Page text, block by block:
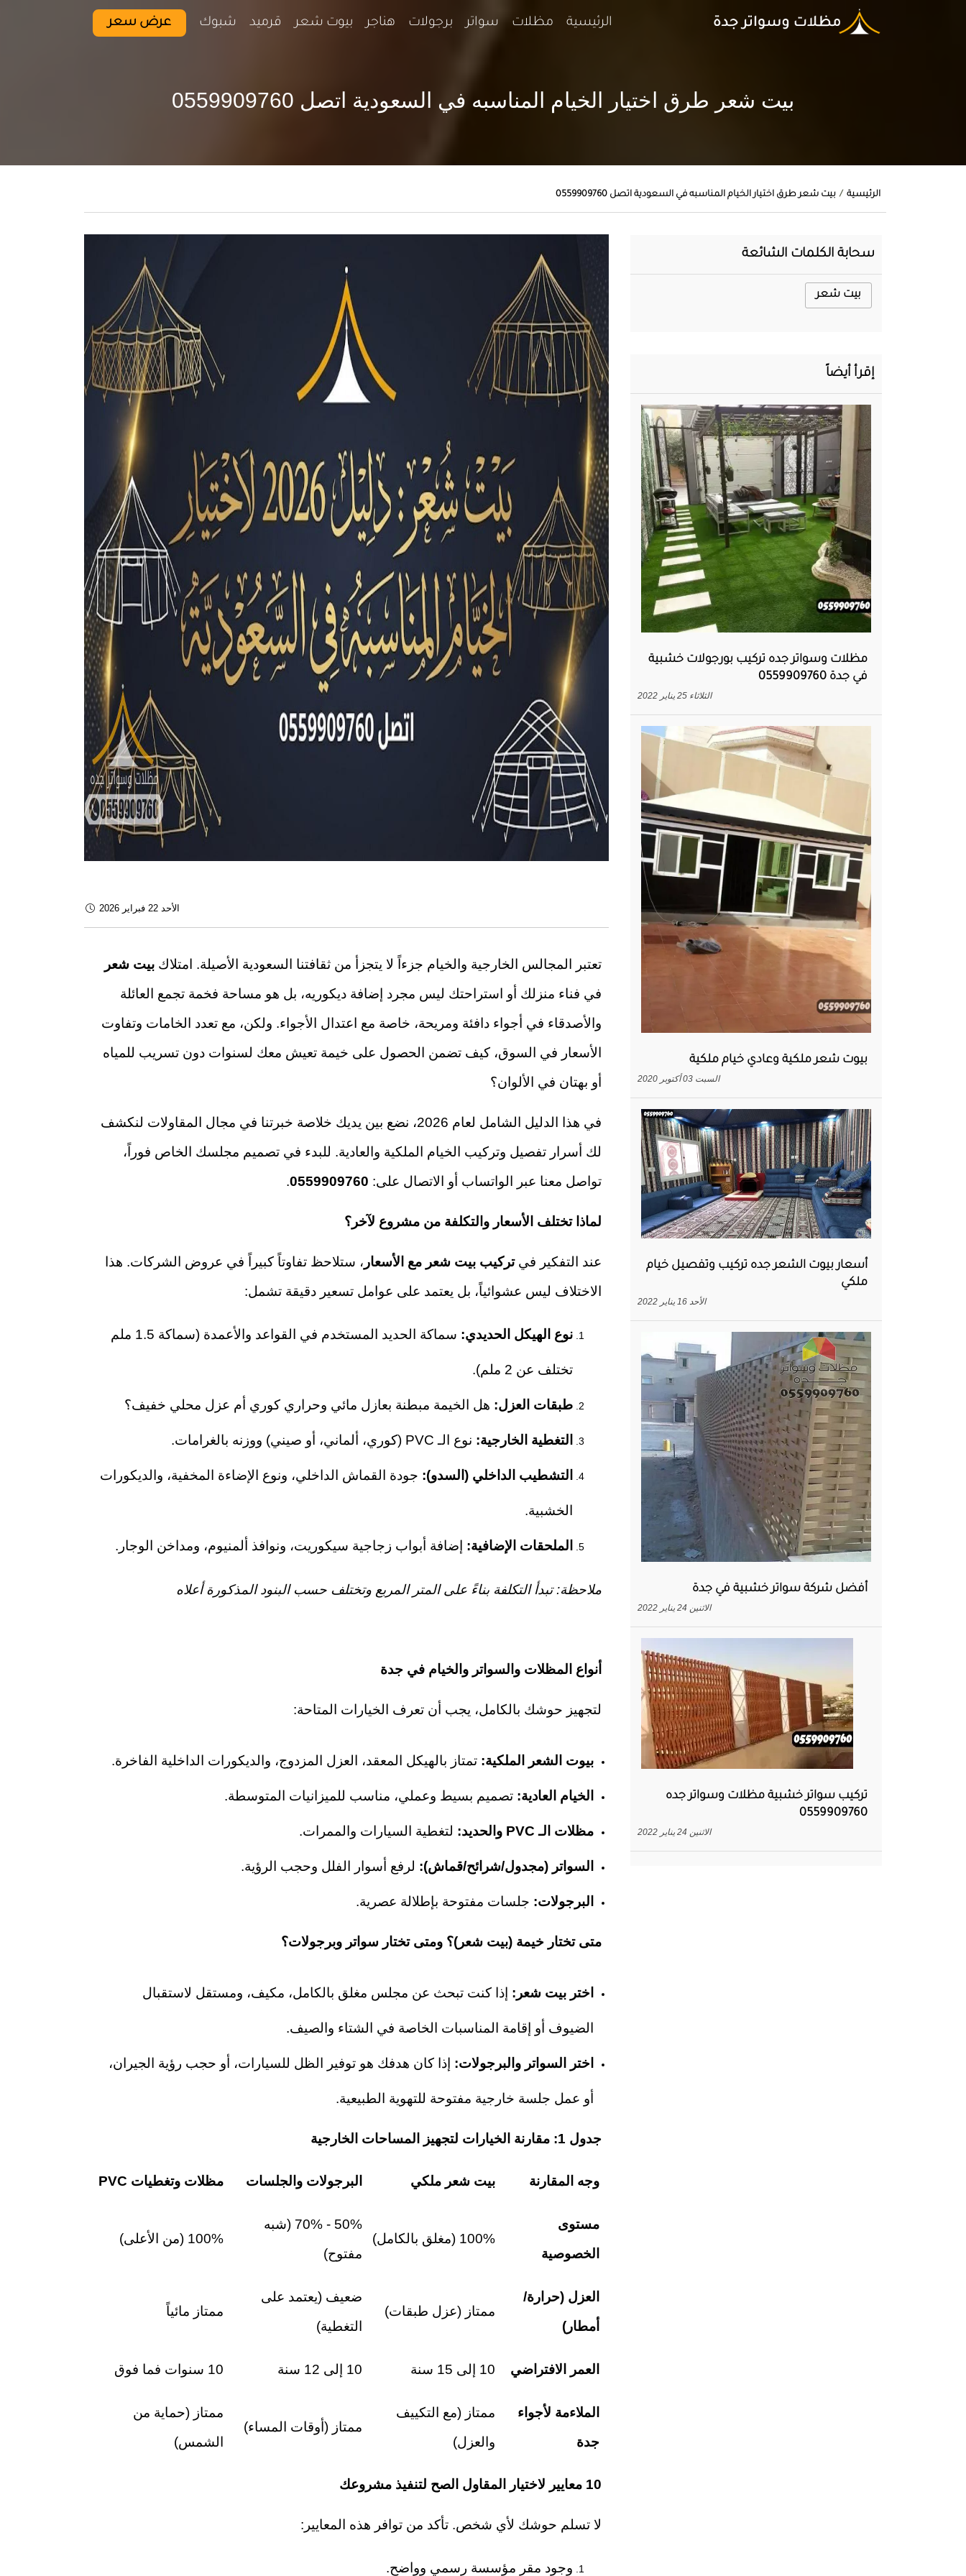
الرئيسية مظلات سواتر برجولات هناجر بيوت شعر قرميد شبوك عرض سعر
بيت شعر طرق اختيار الخيام المناسبه في السعودية اتصل 0559909760
الرئيسية بيت شعر طرق اختيار الخيام المناسبه في السعودية اتصل 0559909760
الأحد 22 فبراير 2026
تعتبر المجالس الخارجية والخيام جزءاً لا يتجزأ من ثقافتنا السعودية الأصيلة. امتلاك بيت شعر
في فناء منزلك أو استراحتك ليس مجرد إضافة ديكوريه، بل هو مساحة فخمة تجمع العائلة
والأصدقاء في أجواء دافئة ومريحة، خاصة مع اعتدال الأجواء. ولكن، مع تعدد الخامات وتفاوت
الأسعار في السوق، كيف تضمن الحصول على خيمة تعيش معك لسنوات دون تسريب للمياه
أو بهتان في الألوان؟
في هذا الدليل الشامل لعام 2026، نضع بين يديك خلاصة خبرتنا في مجال المقاولات لنكشف
لك أسرار تفصيل وتركيب الخيام الملكية والعادية. للبدء في تصميم مجلسك الخاص فوراً،
تواصل معنا عبر الواتساب أو الاتصال على: 0559909760
.
لماذا تختلف الأسعار والتكلفة من مشروع لآخر؟
عند التفكير فيتركيب بيت شعر مع الأسعار ، ستلاحظ تفاوتاً كبيراً في عروض الشركات. هذا
الاختلاف ليس عشوائياً، بل يعتمد على عوامل تسعير دقيقة تشمل:
نوع الهيكل الحديدي: سماكة الحديد المستخدم في القواعد والأعمدة (سماكة 1.5 ملم
تختلف عن 2 ملم).
طبقات العزل: هل الخيمة مبطنة بعازل مائي وحراري كوري أم عزل محلي خفيف؟
التغطية الخارجية: نوع الـ PVC (كوري، ألماني، أو صيني) ووزنه بالغرامات.
التشطيب الداخلي (السدو): جودة القماش الداخلي، ونوع الإضاءة المخفية، والديكورات
الخشبية.
الملحقات الإضافية: إضافة أبواب زجاجية سيكوريت، ونوافذ ألمنيوم، ومداخن الوجار.
ملاحظة: تبدأ التكلفة بناءً على المتر المربع وتختلف حسب البنود المذكورة أعلاه
أنواع المظلات والسواتر والخيام في جدة
لتجهيز حوشك بالكامل، يجب أن تعرف الخيارات المتاحة:
بيوت الشعر الملكية: تمتاز بالهيكل المعقد، العزل المزدوج، والديكورات الداخلية الفاخرة.
الخيام العادية: تصميم بسيط وعملي، مناسب للميزانيات المتوسطة.
مظلات الـPVC والحديد: لتغطية السيارات والممرات.
السواتر (مجدول/شرائح/قماش): لرفع أسوار الفلل وحجب الرؤية.
البرجولات: جلسات مفتوحة بإطلالة عصرية.
متى تختار خيمة (بيت شعر)؟ ومتى تختار سواتر وبرجولات؟
اختر بيت شعر : إذا كنت تبحث عن مجلس مغلق بالكامل، مكيف، ومستقل لاستقبال
الضيوف أو إقامة المناسبات الخاصة في الشتاء والصيف.
اختر السواتر والبرجولات: إذا كان هدفك هو توفير الظل للسيارات، أو حجب رؤية الجيران،
أو عمل جلسة خارجية مفتوحة للتهوية الطبيعية.
جدول 1: مقارنة الخيارات لتجهيز المساحات الخارجية
وجه المقارنة بيت شعر ملكي البرجولات والجلسات مظلات وتغطيات
مستوى
الخصوصية
100% (مغلق بالكامل)
50% - 70% (شبه
مفتوح)
100% (من الأعلى)
العزل (حرارة/
أمطار)
ممتاز (عزل طبقات)
ضعيف (يعتمد على
التغطية)
ممتاز مائياً
العمر الافتراضي 10 إلى 15 سنة 10 إلى 12 سنة 10 سنوات فما فوق
الملاءمة لأجواء
جدة
ممتاز (مع التكييف
والعزل)
ممتاز (أوقات المساء)
ممتاز (حماية من
الشمس)
10 معايير لاختيار المقاول الصح لتنفيذ مشروعك
لا تسلم حوشك لأي شخص. تأكد من توافر هذه المعايير:
وجود مقر مؤسسة رسمي وواضح.
سحابة الكلمات الشائعة
بيت شعر
إقرأ أيضاً
مظلات وسواتر جده تركيب بورجولات خشبية
في جدة 0559909760
الثلاثاء 25 يناير 2022
بيوت شعر ملكية وعادي خيام ملكية
السبت 03 أكتوبر 2020
أسعار بيوت الشعر جده تركيب وتفصيل خيام
ملكي
الأحد 16 يناير 2022
أفضل شركة سواتر خشبية في جدة
الاثنين 24 يناير 2022
تركيب سواتر خشبية مظلات وسواتر جده
0559909760
الاثنين 24 يناير 2022